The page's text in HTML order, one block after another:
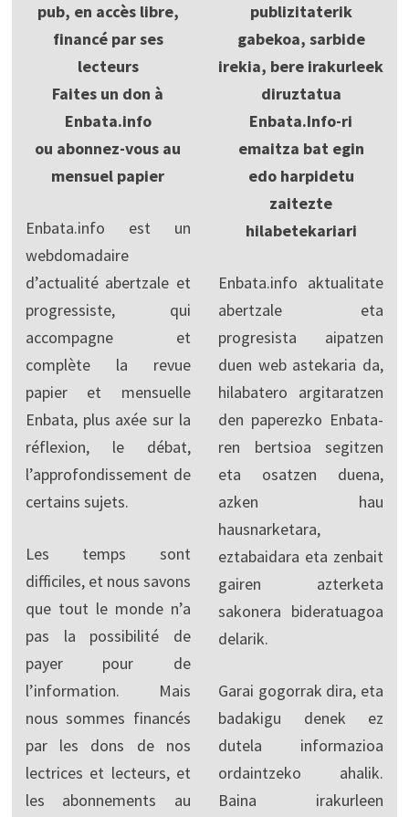
pub, en accès libre,
financé par ses
lecteurs
Faites un don à
Enbata.info
ou abonnez-vous au
mensuel papier
Enbata.info est un
webdomadaire
d’actualité abertzale et
progressiste, qui
accompagne et
complète la revue
papier et mensuelle
Enbata, plus axée sur la
réflexion, le débat,
l’approfondissement de
certains sujets.
Les temps sont
difficiles, et nous savons
que tout le monde n’a
pas la possibilité de
payer pour de
l’information. Mais
nous sommes financés
par les dons de nos
lectrices et lecteurs, et
les abonnements au
publizitaterik
gabekoa, sarbide
irekia, bere irakurleek
diruztatua
Enbata.Info-ri
emaitza bat egin
edo harpidetu
zaitezte
hilabetekariari
Enbata.info aktualitate
abertzale eta
progresista aipatzen
duen web astekaria da,
hilabatero argitaratzen
den paperezko Enbata-
ren bertsioa segitzen
eta osatzen duena,
azken hau
hausnarketara,
eztabaidara eta zenbait
gairen azterketa
sakonera bideratuagoa
delarik.
Garai gogorrak dira, eta
badakigu denek ez
dutela informazioa
ordaintzeko ahalik.
Baina irakurleen